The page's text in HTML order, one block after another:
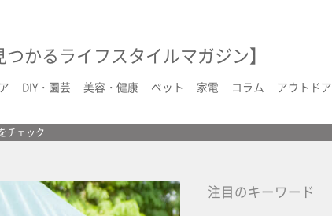
つかるライフスタイルマガジン】
DIY・園芸 美容・健康 ペット 家電 コラム アウトドア
チェック
注目のキーワード